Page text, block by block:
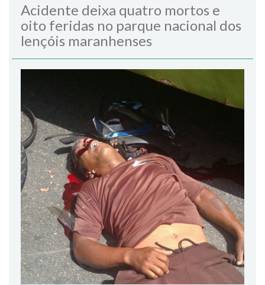
Acidente deixa quatro mortos e
oito feridas no parque nacional dos
lençóis maranhenses